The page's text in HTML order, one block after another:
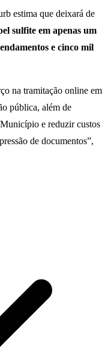
estima que deixará de
sulfite em apenas um
e cinco mil
na tramitação online em
pública, além de
e reduzir custos
de documentos”,